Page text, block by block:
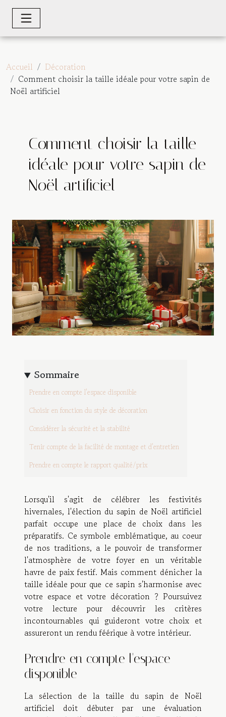
Accueil
Décoration
Comment choisir la taille idéale pour votre sapin de
Noël artificiel
Comment choisir la taille
idéale pour votre sapin de
Noël artificiel
Sommaire
Prendre en compte l'espace disponible
Choisir en fonction du style de décoration
Considérer la sécurité et la stabilité
Tenir compte de la facilité de montage et d'entretien
Prendre en compte le rapport qualité/prix
Lorsqu'il s'agit de célébrer les festivités
hivernales, l'élection du sapin de Noël artificiel
parfait occupe une place de choix dans les
préparatifs. Ce symbole emblématique, au coeur
de nos traditions, a le pouvoir de transformer
l'atmosphère de votre foyer en un véritable
havre de paix festif. Mais comment dénicher la
taille idéale pour que ce sapin s'harmonise avec
votre espace et votre décoration ? Poursuivez
votre lecture pour découvrir les critères
incontournables qui guideront votre choix et
assureront un rendu féérique à votre intérieur.
Prendre en compte l'espace
disponible
La sélection de la taille du sapin de Noël
artificiel doit débuter par une évaluation